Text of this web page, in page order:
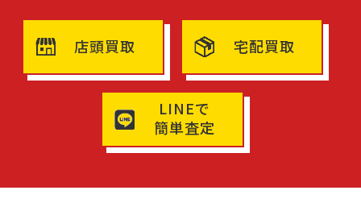
店頭買取 宅配買取
LINEで
簡単査定